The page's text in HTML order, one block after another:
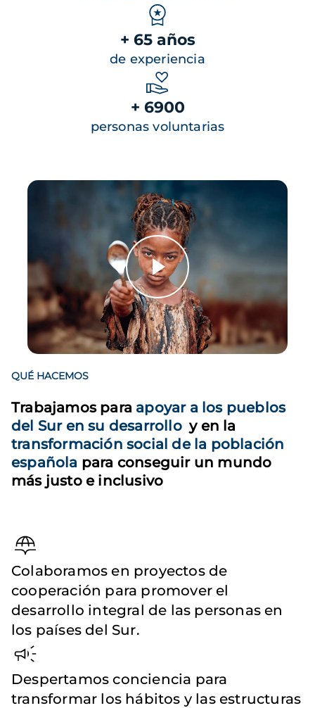
+ 65 años
de experiencia
+ 6900
personas voluntarias
QUÉ HACEMOS
Trabajamos para apoyar a los pueblos
del Sur en su desarrollo y en la
transformación social de la población
española para conseguir un mundo
más justo e inclusivo
Colaboramos en proyectos de
cooperación para promover el
desarrollo integral de las personas en
los países del Sur.
Despertamos conciencia para
transformar los hábitos y las estructuras